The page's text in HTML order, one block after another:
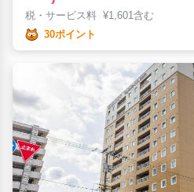
税・サービス料 ¥1,601含む
30ポイント